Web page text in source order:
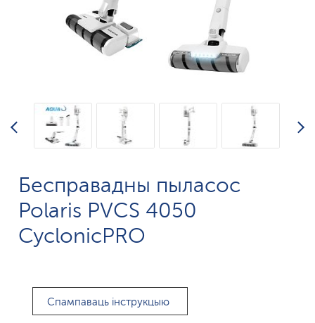
Бесправадны пыласос
Polaris PVCS 4050
CyclonicPRO
Спампаваць інструкцыю